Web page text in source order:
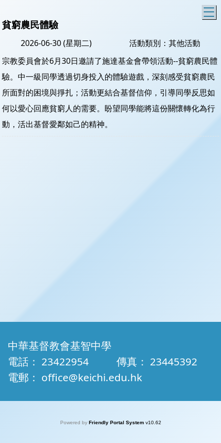
貧窮農民體驗
2026-06-30 (星期二)
活動類別：其他活動
宗教委員會於6月30日邀請了施達基金會帶領活動--貧窮農民體
驗。中一級同學透過切身投入的體驗遊戲，深刻感受貧窮農民
所面對的困境與掙扎；活動更結合基督信仰，引導同學反思如
何以愛心回應貧窮人的需要。盼望同學能將這份關懷轉化為行
動，活出基督愛鄰如己的精神。
中華基督教會基智中學
電話：
23422954 傳真： 23445392
電郵：
office@keichi.edu.hk
Powered by Friendly Portal System v10.62